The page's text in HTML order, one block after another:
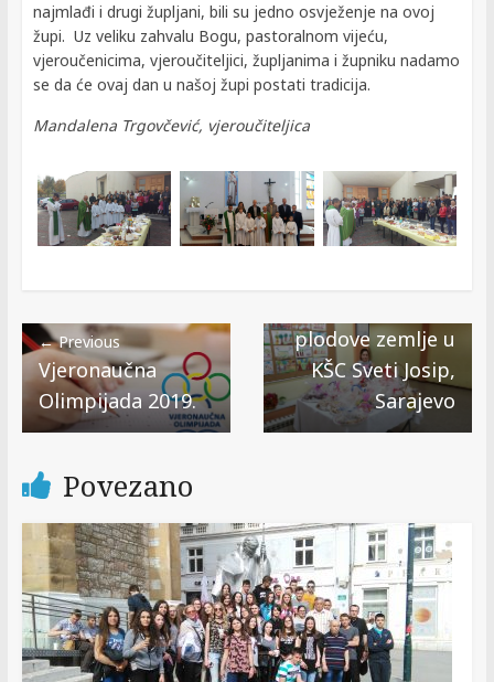
najmlađi i drugi župljani, bili su jedno osvježenje na ovoj
župi. Uz veliku zahvalu Bogu, pastoralnom vijeću,
vjeroučenicima, vjeroučiteljici, župljanima i župniku nadamo
se da će ovaj dan u našoj župi postati tradicija.
Mandalena Trgovčević, vjeroučiteljica
← Previous
Vjeronaučna
Olimpijada 2019.
Next →
plodove zemlje u
KŠC Sveti Josip,
Sarajevo
Povezano